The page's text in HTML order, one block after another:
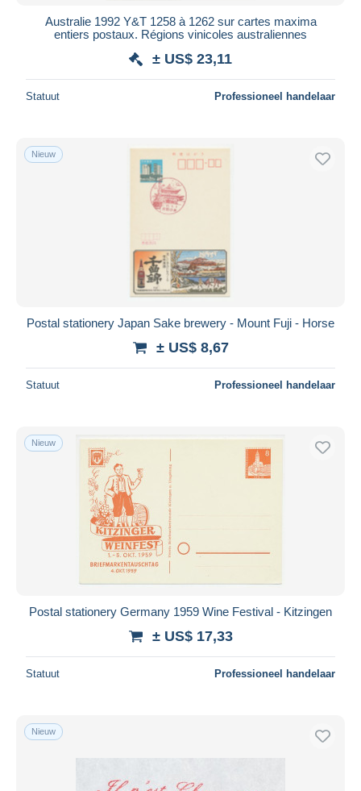
Australie 1992 Y&T 1258 à 1262 sur cartes maxima
entiers postaux. Régions vinicoles australiennes
± US$ 23,11
Statuut Professioneel handelaar
Nieuw
Postal stationery Japan Sake brewery - Mount Fuji - Horse
± US$ 8,67
Statuut Professioneel handelaar
Nieuw
Postal stationery Germany 1959 Wine Festival - Kitzingen
± US$ 17,33
Statuut Professioneel handelaar
Nieuw